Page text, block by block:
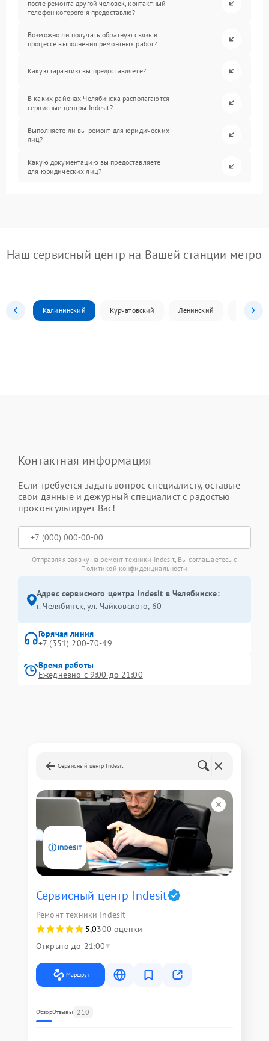
после ремонта другой человек, контактный
телефон которого я предоставлю?
Возможно ли получать обратную связь в
процессе выполнения ремонтных работ?
Какую гарантию вы предоставляете?
В каких районах Челябинска располагаются
сервисные центры Indesit?
Выполняете ли вы ремонт для юридических
лиц?
Какую документацию вы предоставляете
для юридических лиц?
Наш сервисный центр на Вашей станции метро
Калининский Курчатовский Ленинский
Контактная информация
Если требуется задать вопрос специалисту, оставьте
свои данные и дежурный специалист с радостью
проконсультирует Вас!
Отправляя заявку на ремонт техники Indesit, Вы соглашаетесь с
Политикой конфиденциальности
Адрес сервисного центра Indesit в Челябинске:
г. Челябинск, ул. Чайковского, 60
Горячая линия
+7 (351) 200-70-49
Время работы
Ежедневно с 9:00 до 21:00
Сервисный центр Indesit
Сервисный центр Indesit
Ремонт техники Indesit
5,0300 оценки
Открыто до 21:00
Маршрут
ОбзорОтзывы 210